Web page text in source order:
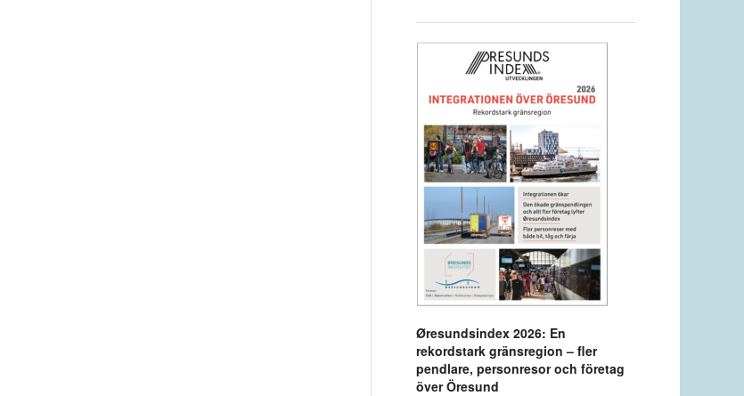
Øresundsindex 2026: En
rekordstark gränsregion – fler
pendlare, personresor och företag
över Öresund